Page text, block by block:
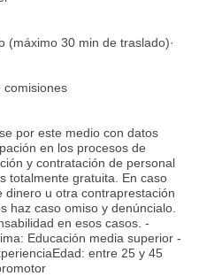
(máximo 30 min de traslado)·
comisiones
por este medio con datos
en los procesos de
y contratación de personal
totalmente gratuita. En caso
dinero u otra contraprestación
haz caso omiso y denúncialo.
en esos casos. -
Educación media superior -
entre 25 y 45